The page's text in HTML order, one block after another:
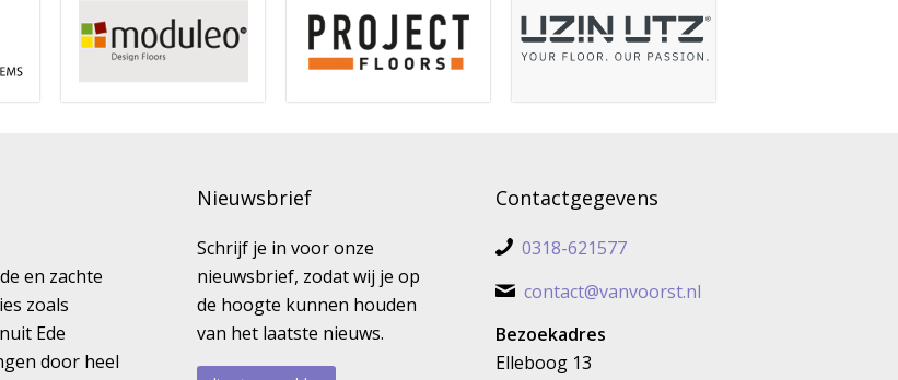
en zachte
zoals
Ede
door heel
Nieuwsbrief
Schrijf je in voor onze
nieuwsbrief, zodat wij je op
de hoogte kunnen houden
van het laatste nieuws.
Contactgegevens
0318-621577
contact@vanvoorst.nl
Bezoekadres
Elleboog 13